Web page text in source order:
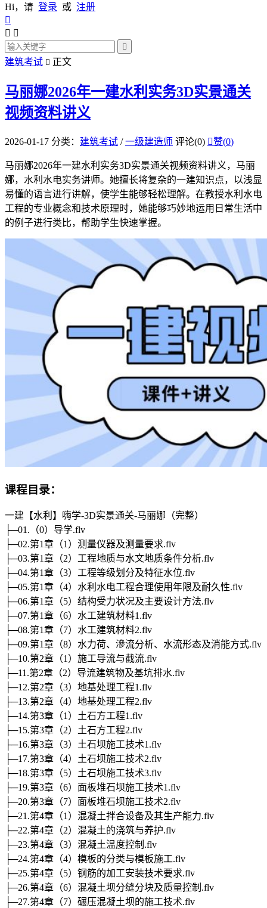
Hi，请 登录 或 注册

 

建筑考试  正文
马丽娜2026年一建水利实务3D实景通关
视频资料讲义
2026-01-17 分类： 建筑考试 /一级建造师 评论(0) 赞(0)
马丽娜2026年一建水利实务3D实景通关视频资料讲义，马丽
娜，水利水电实务讲师。她擅长将复杂的一建知识点，以浅显
易懂的语言进行讲解，使学生能够轻松理解。在教授水利水电
工程的专业概念和技术原理时，她能够巧妙地运用日常生活中
的例子进行类比，帮助学生快速掌握。
课程目录：
一建【水利】嗨学-3D实景通关-马丽娜（完整）
├─01.（0）导学.flv
├─02.第1章（1）测量仪器及测量要求.flv
├─03.第1章（2）工程地质与水文地质条件分析.flv
├─04.第1章（3）工程等级划分及特征水位.flv
├─05.第1章（4）水利水电工程合理使用年限及耐久性.flv
├─06.第1章（5）结构受力状况及主要设计方法.flv
├─07.第1章（6）水工建筑材料1.flv
├─08.第1章（7）水工建筑材料2.flv
├─09.第1章（8）水力荷、滲流分析、水流形态及消能方式.flv
├─10.第2章（1）施工导流与截流.flv
├─11.第2章（2）导流建筑物及基坑排水.flv
├─12.第2章（3）地基处理工程1.flv
├─13.第2章（4）地基处理工程2.flv
├─14.第3章（1）土石方工程1.flv
├─15.第3章（2）土石方工程2.flv
├─16.第3章（3）土石坝施工技术1.flv
├─17.第3章（4）土石坝施工技术2.flv
├─18.第3章（5）土石坝施工技术3.flv
├─19.第3章（6）面板堆石坝施工技术1.flv
├─20.第3章（7）面板堆石坝施工技术2.flv
├─21.第4章（1）混凝土拌合设备及其生产能力.flv
├─22.第4章（2）混凝土的浇筑与养护.flv
├─23.第4章（3）混凝土温度控制.flv
├─24.第4章（4）模板的分类与模板施工.flv
├─25.第4章（5）钢筋的加工安装技术要求.flv
├─26.第4章（6）混凝土坝分缝分块及质量控制.flv
├─27.第4章（7）碾压混凝土坝的施工技术.flv